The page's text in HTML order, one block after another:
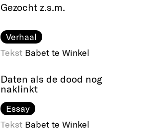
Gezocht z.s.m.
Verhaal
Tekst Babet te Winkel
Daten als de dood nog
naklinkt
Essay
Tekst Babet te Winkel